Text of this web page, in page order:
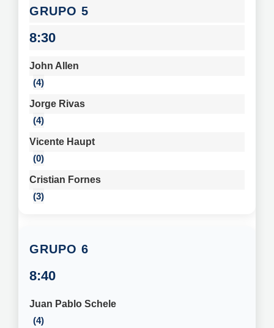
5
8:30
John Allen
4
Jorge Rivas
4
Vicente Haupt
0
Cristian Fornes
3
6
8:40
Juan Pablo Schele
4